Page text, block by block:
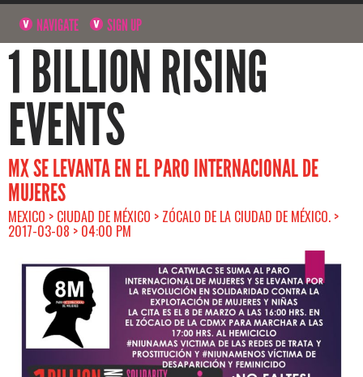
NAVIGATE SIGN UP
1 BILLION RISING
EVENTS
MX SE LEVANTA EN EL PARO INTERNACIONAL DE
MUJERES
MEXICO > CIUDAD DE MÉXICO > ZÓCALO DE LA CIUDAD DE MÉXICO. >
2017-03-08 > 04:00 PM